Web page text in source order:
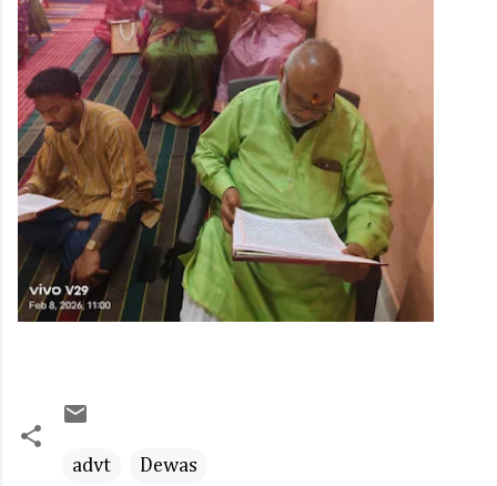
advt Dewas